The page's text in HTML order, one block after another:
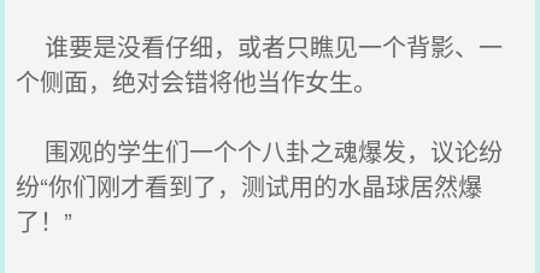
谁要是没看仔细，或者只瞧见一个背影、一
个侧面，绝对会错将他当作女生。
围观的学生们一个个八卦之魂爆发，议论纷
纷“你们刚才看到了，测试用的水晶球居然爆
了！”